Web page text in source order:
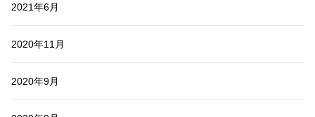
2021年6月
2020年11月
2020年9月